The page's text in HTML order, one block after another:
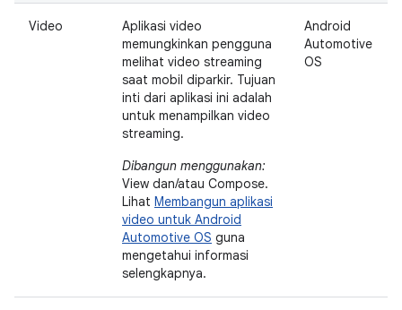
Video
Aplikasi video
memungkinkan pengguna
melihat video streaming
saat mobil diparkir. Tujuan
inti dari aplikasi ini adalah
untuk menampilkan video
streaming.
Dibangun menggunakan:
View dan/atau Compose.
Lihat Membangun aplikasi
video untuk Android
Automotive OS guna
mengetahui informasi
selengkapnya.
Android
Automotive
OS